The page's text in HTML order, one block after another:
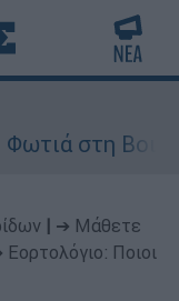
στη Βοιωτία:
➔ Μάθετε
Εορτολόγιο: Ποιοι